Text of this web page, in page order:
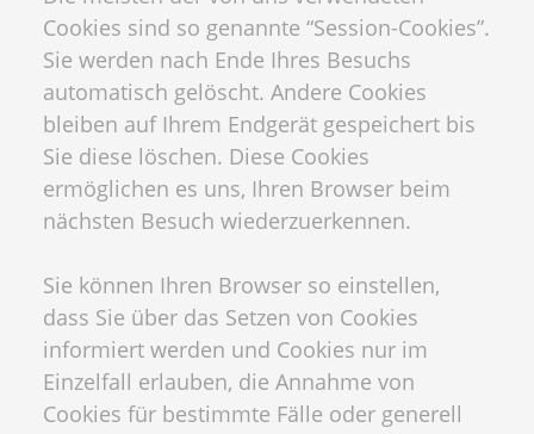
Cookies sind so genannte “Session-Cookies”.
Sie werden nach Ende Ihres Besuchs
automatisch gelöscht. Andere Cookies
bleiben auf Ihrem Endgerät gespeichert bis
Sie diese löschen. Diese Cookies
ermöglichen es uns, Ihren Browser beim
nächsten Besuch wiederzuerkennen.
Sie können Ihren Browser so einstellen,
dass Sie über das Setzen von Cookies
informiert werden und Cookies nur im
Einzelfall erlauben, die Annahme von
Cookies für bestimmte Fälle oder generell